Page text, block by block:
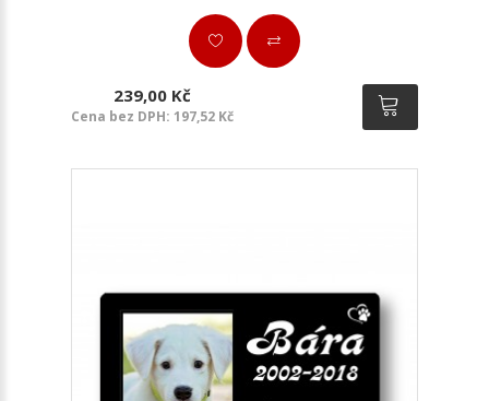
239,00 Kč
Cena bez DPH: 197,52 Kč